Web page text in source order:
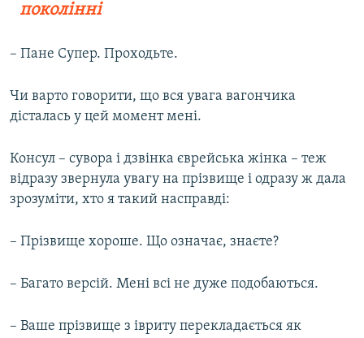
поколінні
– Пане Супер. Проходьте.
Чи варто говорити, що вся увага вагончика
дісталась у цей момент мені.
Консул – сувора і дзвінка єврейська жінка – теж
відразу звернула увагу на прізвище і одразу ж дала
зрозуміти, хто я такий насправді:
– Прізвище хороше. Що означає, знаєте?
– Багато версій. Мені всі не дуже подобаються.
– Ваше прізвище з івриту перекладається як